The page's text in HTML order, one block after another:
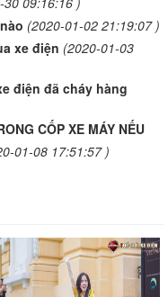
(2020-01-02 21:19:07 )
xe điện (2020-01-03
điện đã cháy hàng
CỐP XE MÁY NẾU
01-08 17:51:57 )